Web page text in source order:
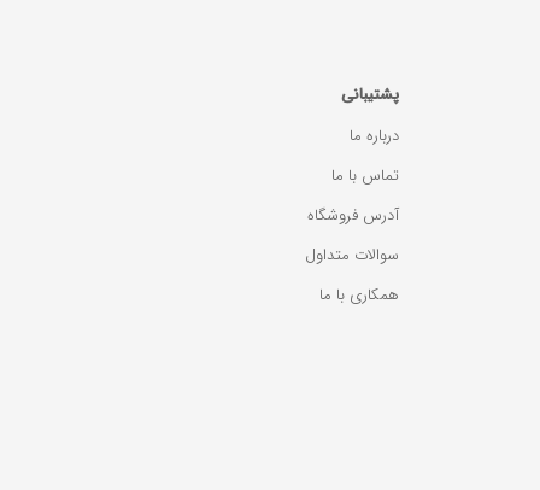
پشتیبانی
درباره ما
تماس با ما
آدرس فروشگاه
سوالات متداول
همکاری با ما